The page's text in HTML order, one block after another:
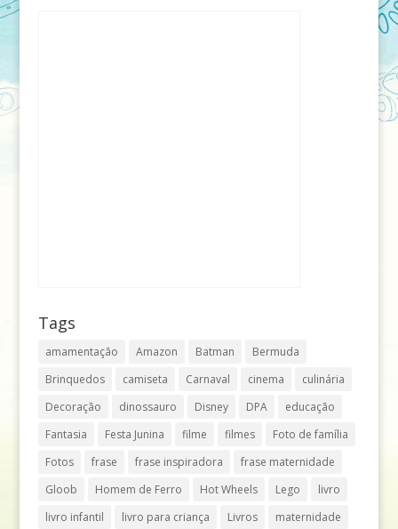
Tags
amamentação Amazon Batman
Bermuda
Brinquedos
camiseta Carnaval cinema
culinária
Decoração
dinossauro Disney DPA
educação
Fantasia
Festa Junina filme filmes
Foto de família
Fotos
frase frase inspiradora
frase maternidade
Gloob
Homem de Ferro Hot Wheels Lego
livro
livro infantil
livro para criança Livros maternidade